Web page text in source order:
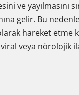
yayılmasını
gelir. Bu
hareket etme
veya nörolojik